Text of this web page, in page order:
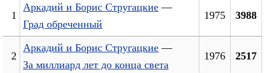
1
Аркадий и Борис Стругацкие —
Град обреченный
1975 3988
2
Аркадий и Борис Стругацкие —
За миллиард лет до конца света
1976 2517